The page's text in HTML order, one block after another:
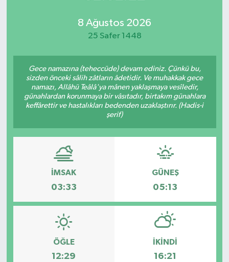
8 Ağustos 2026
25 Safer 1448
Gece namazına (teheccüde) devam ediniz. Çünkü bu,
sizden önceki sâlih zâtların âdetidir. Ve muhakkak gece
namazı, Allâhü Teâlâ'ya mânen yaklaşmaya vesîledir,
günahlardan korunmaya bir vâsıtadır, birtakım günahlara
keffârettir ve hastalıkları bedenden uzaklaştırır. (Hadis-i
şerif)
İMSAK
03:33
GÜNEŞ
05:13
ÖĞLE
12:29
İKINDI
16:21
Yaşam